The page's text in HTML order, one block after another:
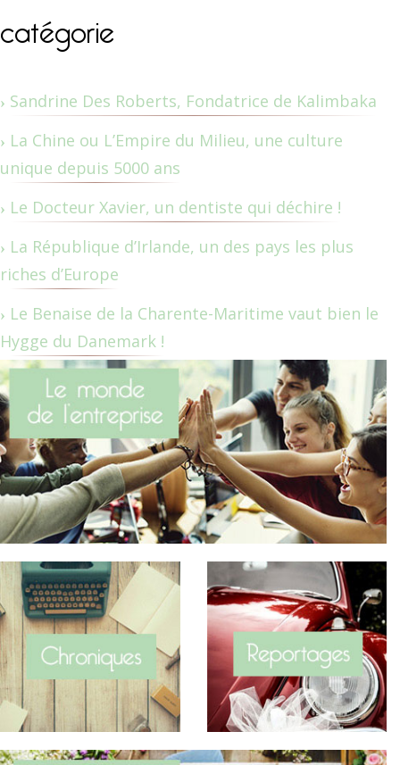
catégorie
Sandrine Des Roberts, Fondatrice de Kalimbaka
La Chine ou L’Empire du Milieu, une culture
unique depuis 5000 ans
Le Docteur Xavier, un dentiste qui déchire !
La République d’Irlande, un des pays les plus
riches d’Europe
Le Benaise de la Charente-Maritime vaut bien le
Hygge du Danemark !